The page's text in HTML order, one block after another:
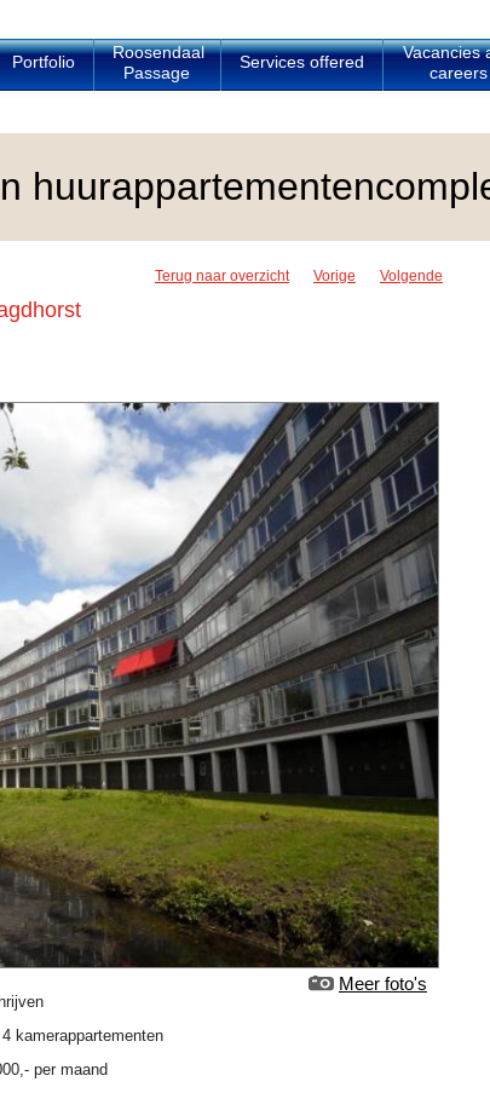
Portfolio
Roosendaal
Passage
Services offered
Vacancies
careers
Terug naar overzicht Vorige Volgende
Meer foto's
kamerappartementen
,- per maand